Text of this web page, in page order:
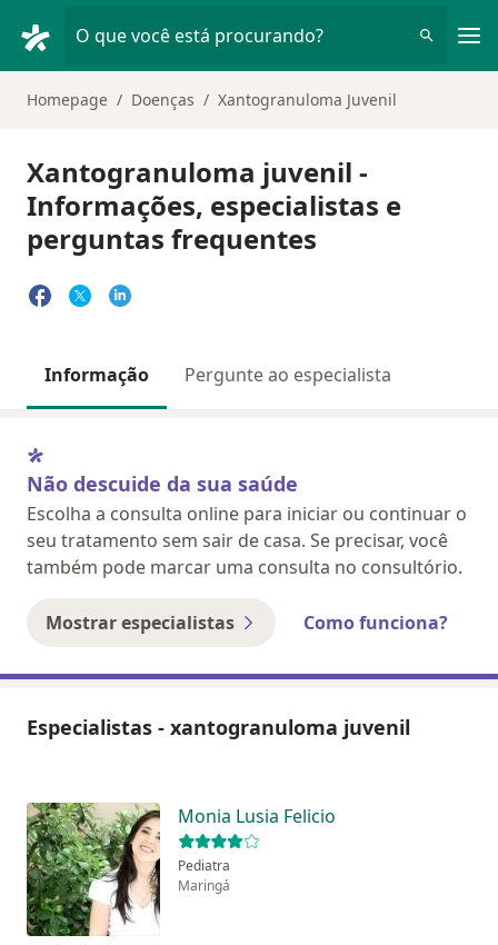
O que você está procurando?
Homepage Doenças Xantogranuloma Juvenil
Xantogranuloma juvenil -
Informações, especialistas e
perguntas frequentes
Informação Pergunte ao especialista
Não descuide da sua saúde
Escolha a consulta online para iniciar ou continuar o
seu tratamento sem sair de casa. Se precisar, você
também pode marcar uma consulta no consultório.
Mostrar especialistas Como funciona?
Especialistas - xantogranuloma juvenil
Monia Lusia Felicio
Pediatra
Maringá